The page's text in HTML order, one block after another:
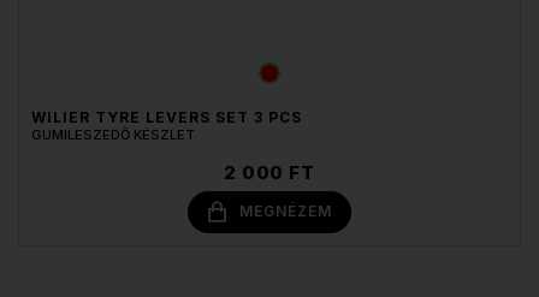
WILIER TYRE LEVERS SET 3 PCS
GUMILESZEDŐ KÉSZLET
2 000 FT
MEGNÉZEM